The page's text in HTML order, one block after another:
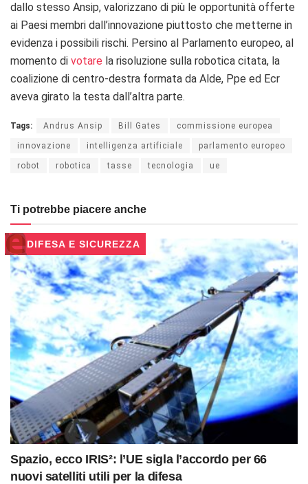
dallo stesso Ansip, valorizzano di più le opportunità offerte
ai Paesi membri dall’innovazione piuttosto che metterne in
evidenza i possibili rischi. Persino al Parlamento europeo, al
momento di votare la risoluzione sulla robotica citata, la
coalizione di centro-destra formata da Alde, Ppe ed Ecr
aveva girato la testa dall’altra parte.
Tags: Andrus Ansip Bill Gates commissione europea
innovazione intelligenza artificiale parlamento europeo
robot robotica tasse tecnologia ue
Ti potrebbe piacere anche
DIFESA E SICUREZZA
Spazio, ecco IRIS²: l’UE sigla l’accordo per 66
nuovi satelliti utili per la difesa